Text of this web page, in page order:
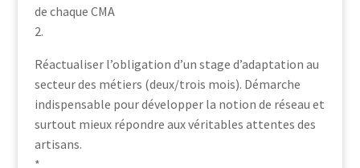
de chaque CMA
2.
Réactualiser l’obligation d’un stage d’adaptation au
secteur des métiers (deux/trois mois). Démarche
indispensable pour développer la notion de réseau et
surtout mieux répondre aux véritables attentes des
artisans.
*